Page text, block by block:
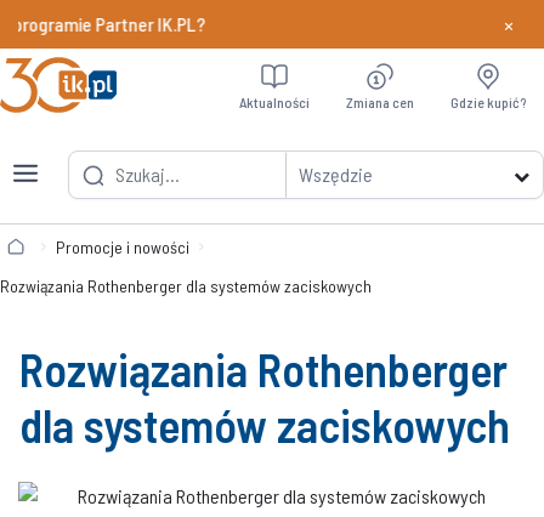
Partner IK.PL? Dowiedz
×
Wszędzie
Aktualności Zmiana cen Gdzie kupić?
Promocje i nowości
Rozwiązania Rothenberger dla systemów zaciskowych
Rozwiązania Rothenberger
dla systemów zaciskowych